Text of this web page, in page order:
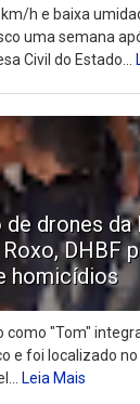
h e baixa
uma semana
Civil do Estado...
de drones da
DHBF
homicídios
como "Tom"
e foi localizado
Leia Mais